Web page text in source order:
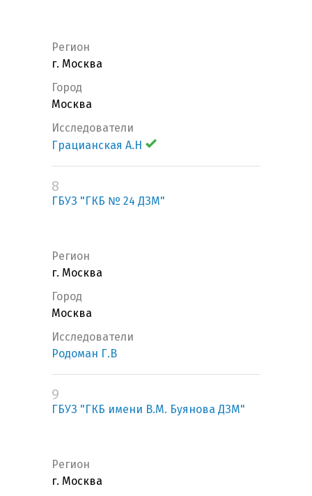
Регион
г. Москва
Город
Москва
Исследователи
Грацианская А.Н
8
ГБУЗ "ГКБ № 24 ДЗМ"
Регион
г. Москва
Город
Москва
Исследователи
Родоман Г.В
9
ГБУЗ "ГКБ имени В.М. Буянова ДЗМ"
Регион
г. Москва